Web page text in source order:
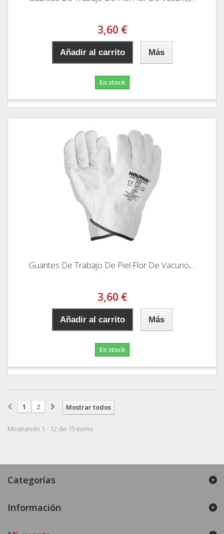
3,60 €
Añadir al carrito Más
En stock
Guantes De Trabajo De Piel Flor De Vacuno,...
3,60 €
Añadir al carrito Más
En stock
Mostrar todos
1 2
Mostrando 1 - 12 de 15 items
Categorías
Información